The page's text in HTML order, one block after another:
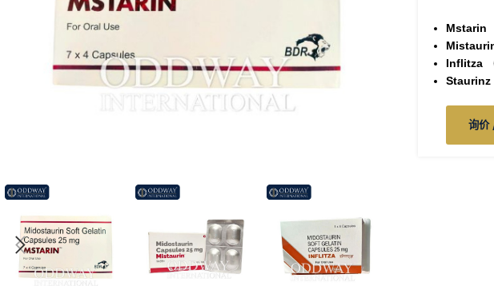
Mstarin
Inflitza
Staurinz
询价